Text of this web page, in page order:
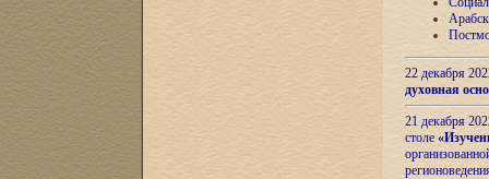
22 декабря
духовная
21 декабря
столе